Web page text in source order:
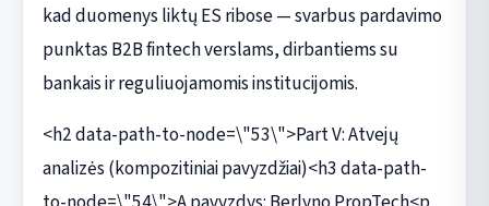
kad duomenys liktų ES ribose — svarbus pardavimo
punktas B2B fintech verslams, dirbantiems su
bankais ir reguliuojamomis institucijomis.
<h2 data-path-to-node=\"53\">Part V: Atvejų
analizės (kompozitiniai pavyzdžiai)<h3 data-path-